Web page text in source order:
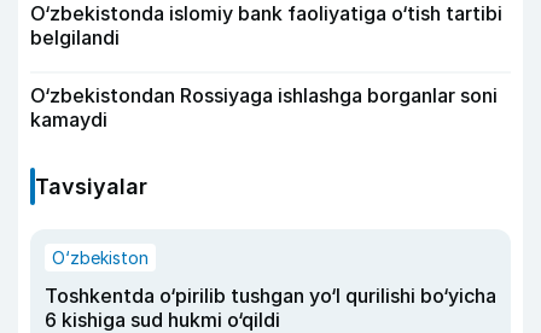
O‘zbekistonda islomiy bank faoliyatiga o‘tish tartibi
belgilandi
O‘zbekistondan Rossiyaga ishlashga borganlar soni
kamaydi
Tavsiyalar
O‘zbekiston
Toshkentda o‘pirilib tushgan yo‘l qurilishi bo‘yicha
6 kishiga sud hukmi o‘qildi